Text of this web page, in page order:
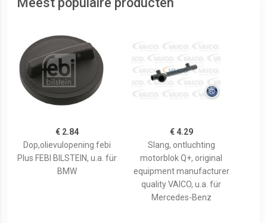
€ 2.84
Dop,olievulopening febi
Plus FEBI BILSTEIN, u.a. für
BMW
€ 4.29
Slang, ontluchting
motorblok Q+, original
equipment manufacturer
quality VAICO, u.a. für
Mercedes-Benz